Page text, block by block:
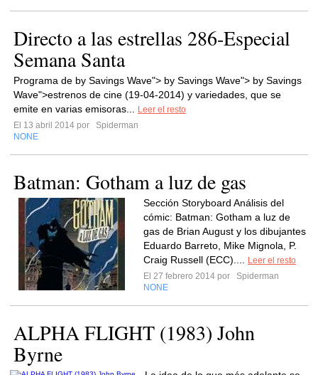
Directo a las estrellas 286-Especial
Semana Santa
Programa de by Savings Wave"> by Savings Wave"> by Savings
Wave">estrenos de cine (19-04-2014) y variedades, que se
emite en varias emisoras...
Leer el resto
El 13 abril 2014 por
Spiderman
NONE
Batman: Gotham a luz de gas
Sección Storyboard Análisis del
cómic: Batman: Gotham a luz de
gas de Brian August y los dibujantes
Eduardo Barreto, Mike Mignola, P.
Craig Russell (ECC)....
Leer el resto
El 27 febrero 2014 por
Spiderman
NONE
ALPHA FLIGHT (1983) John
Byrne